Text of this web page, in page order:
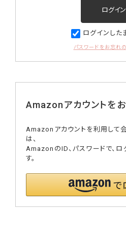
ログインした
パスワードをお忘れ
Amazonアカウントを
Amazonアカウントを利用して
は、
AmazonのID、パスワードで、ロ
す。